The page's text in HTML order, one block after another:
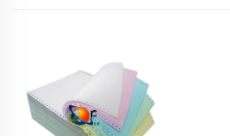
đáng tin cậy có thể làm gián đoạn
kẹt giấy, lệch bản in hoặc tạo ra các
khó đọc. Đó là lý do tại sao chúng tôi
lên hàng đầu ở mọi bước sản xuất,